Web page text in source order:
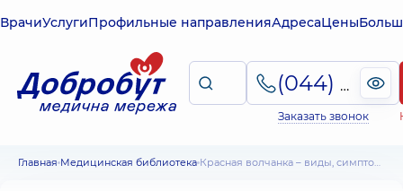
ВрачиУслугиПрофильные направленияАдресаЦены
(044) 495-2-888
Заказать звонок
Главная Медицинская библиотека Красная волчанка – виды, симптомы, лечение